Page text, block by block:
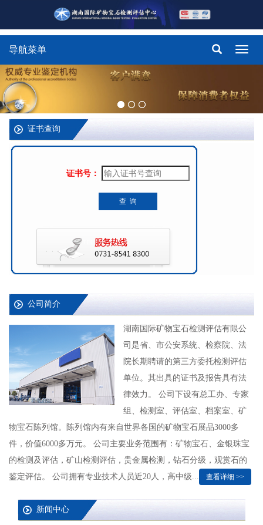
导航菜单
证书查询
证书号：
查 询
公司简介
湖南国际矿物宝石检测评估有限公
司是省、市公安系统、检察院、法
院长期聘请的第三方委托检测评估
单位。其出具的证书及报告具有法
律效力。 公司下设有总工办、专家
组、检测室、评估室、档案室、矿
物宝石陈列馆。陈列馆内有来自世界各国的矿物宝石展品3000多
件，价值6000多万元。 公司主要业务范围有：矿物宝石、金银珠宝
的检测及评估，矿山检测评估，贵金属检测，钻石分级，观赏石的
鉴定评估。 公司拥有专业技术人员近20人，高中级...
查看详细 >>
新闻中心